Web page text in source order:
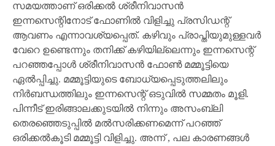
സമയത്താണ് ഒരിക്കല്‍ ശ്രീനിവാസന്‍
ഇന്നസെന്റിനോട് ഫോണില്‍ വിളിച്ചു പ്രസിഡന്റ്
ആവണം എന്നാവശ്യപ്പെത്. കഴിവും പ്രാപ്തിയുമുള്ളവര്‍
വേറെ ഉണ്ടെന്നും തനിക്ക് കഴിയില്ലെന്നും ഇന്നസെന്റ്
പറഞ്ഞപ്പോള്‍ ശ്രീനിവാസന്‍ ഫോണ്‍ മമ്മൂട്ടിയെ
ഏല്‍പ്പിച്ചു. മമ്മൂട്ടിയുടെ ബോധ്യപ്പെടുത്തലിലും
നിര്‍ബന്ധത്തിലും ഇന്നസെന്റ് ഒടുവില്‍ സമ്മതം മൂളി.
പിന്നീട് ഇരിങ്ങാലക്കുടയില്‍ നിന്നും അസംബ്ലി
തെരഞ്ഞെടുപ്പില്‍ മല്‍സരിക്കണമെന്ന് പറഞ്ഞ്
ഒരിക്കല്‍കൂടി മമ്മൂട്ടി വിളിച്ചു. അന്ന് , പല കാരണങ്ങള്‍